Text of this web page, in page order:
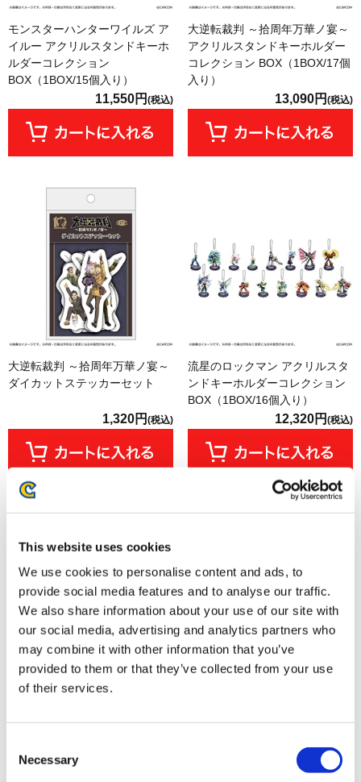
This website uses cookies
We use cookies to personalise content and ads, to
provide social media features and to analyse our traffic.
We also share information about your use of our site with
our social media, advertising and analytics partners who
may combine it with other information that you’ve
provided to them or that they’ve collected from your use
of their services.
Selection
Necessary
モンスターハンターワイルズ ア
イルー アクリルスタンドキーホ
ルダーコレクション
BOX（1BOX/15個入り）
11,550円 (税込)
大逆転裁判 ～拾周年万華ノ宴～
アクリルスタンドキーホルダー
コレクション BOX（1BOX/17個
入り）
13,090円 (税込)
大逆転裁判 ～拾周年万華ノ宴～
ダイカットステッカーセット
1,320円 (税込)
流星のロックマン アクリルスタ
ンドキーホルダーコレクション
BOX（1BOX/16個入り）
12,320円 (税込)
【NS2】プラグマタ
7,990円(税込) 1,800円(税込)